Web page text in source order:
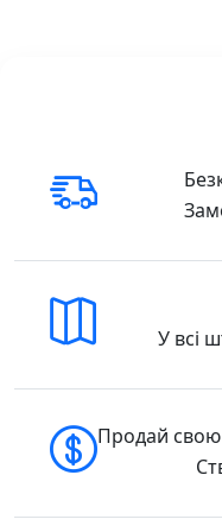
поживні й
для вас рецепти
нашої держави,
собі страву до
Гортайте
потішити
отримаєте
задоволення.
🇺🇸 Buy in the
У всі
Продай свою